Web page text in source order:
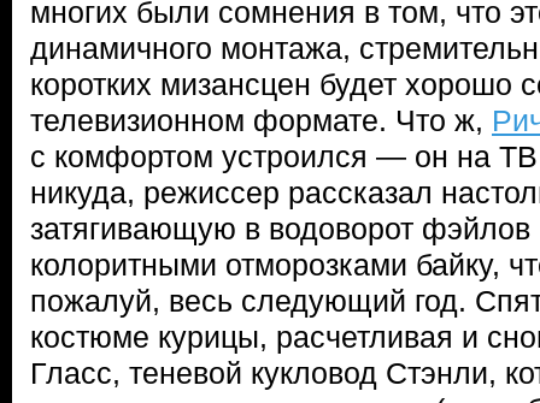
многих были сомнения в том, что
динамичного монтажа,
коротких мизансцен будет хорошо
телевизионном формате. Что ж,
с комфортом устроился — он на
никуда, режиссер рассказал
затягивающую в водоворот
колоритными отморозками байку,
пожалуй, весь следующий год.
костюме курицы, расчетливая и
Гласс, теневой кукловод Стэнли,